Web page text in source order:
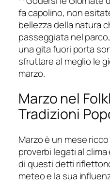
fa capolino, non
bellezza della natura
passeggiata nel
una gita fuori porta
sfruttare al meglio le
marzo.
Marzo nel
Tradizioni
Marzo è un mese
proverbi legati al clima
di questi detti
meteo e la sua